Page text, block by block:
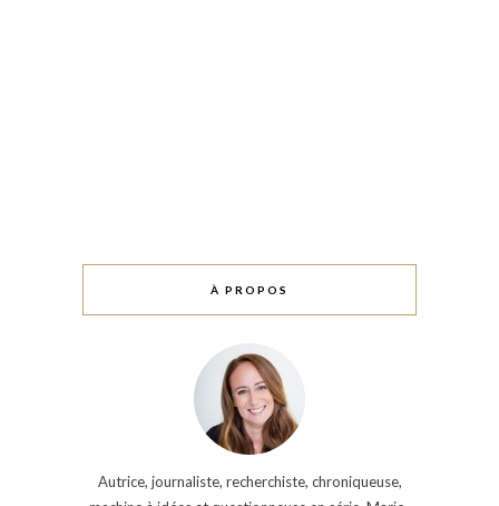
À PROPOS
Autrice, journaliste, recherchiste, chroniqueuse,